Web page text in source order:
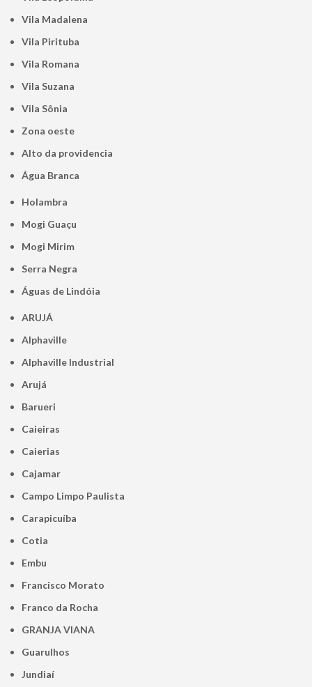
Vila Madalena
Vila Pirituba
Vila Romana
Vila Suzana
Vila Sônia
Zona oeste
alto da providencia
Água Branca
Holambra
Mogi Guaçu
Mogi Mirim
Serra Negra
Águas de Lindóia
ARUJÁ
Alphaville
Alphaville Industrial
Arujá
Barueri
Caieiras
Caierias
Cajamar
Campo Limpo Paulista
Carapicuíba
Cotia
Embu
Francisco Morato
Franco da Rocha
GRANJA VIANA
Guarulhos
Jundiaí